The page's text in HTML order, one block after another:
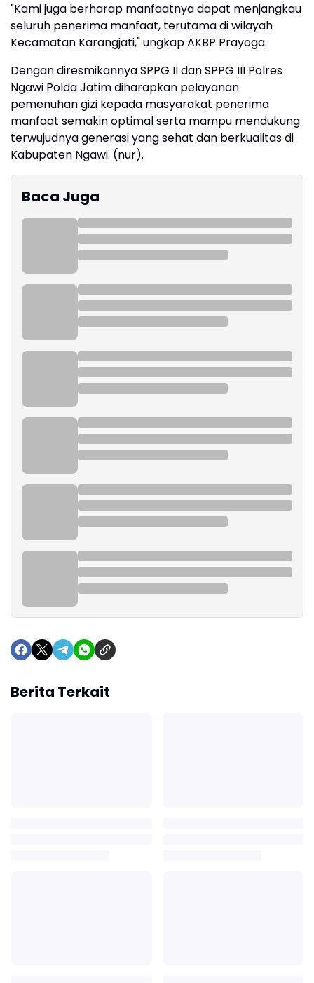
"Kami juga berharap manfaatnya dapat menjangkau
seluruh penerima manfaat, terutama di wilayah
Kecamatan Karangjati," ungkap AKBP Prayoga.
Dengan diresmikannya SPPG II dan SPPG III Polres
Ngawi Polda Jatim diharapkan pelayanan
pemenuhan gizi kepada masyarakat penerima
manfaat semakin optimal serta mampu mendukung
terwujudnya generasi yang sehat dan berkualitas di
Kabupaten Ngawi. (nur).
Baca Juga
Berita Terkait